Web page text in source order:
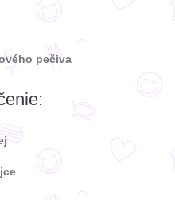
pečiva